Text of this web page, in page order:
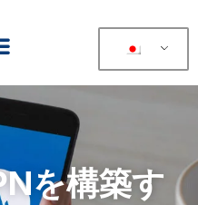
を構築す